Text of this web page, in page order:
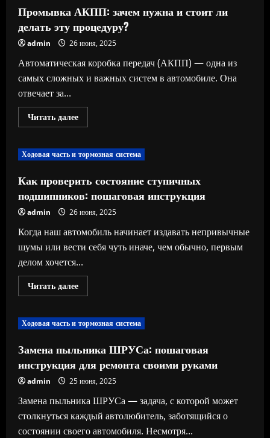
аккумулятор:
советы
и
рекомендации
Промывка АКПП: зачем нужна и стоит ли
делать эту процедуру?
admin 26 июня, 2025
Автоматическая коробка передач (АКПП) — одна из
самых сложных и важных систем в автомобиле. Она
отвечает за...
Читать далееПрочитать
больше
АКПП:
зачем
стоит
ли
делать
эту
процедуру?
Ходовая часть и тормозная система
Как проверить состояние ступичных
подшипников: пошаговая инструкция
admin 26 июня, 2025
Когда наш автомобиль начинает издавать непривычные
шумы или вести себя чуть иначе, чем обычно, первым
делом хочется...
Читать далееПрочитать
больше
проверить
состояние
подшипников:
пошаговая
инструкция
Ходовая часть и тормозная система
Замена пыльника ШРУСа: пошаговая
инструкция для ремонта своими руками
admin 25 июня, 2025
Замена пыльника ШРУСа — задача, с которой может
столкнуться каждый автолюбитель, заботящийся о
состоянии своего автомобиля. Несмотря...